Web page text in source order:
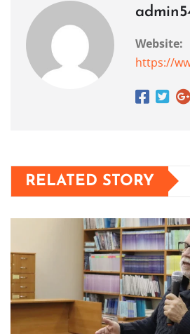
Website:
https://
RELATED STORY